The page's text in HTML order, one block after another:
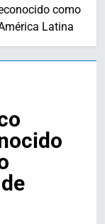
como
Latina